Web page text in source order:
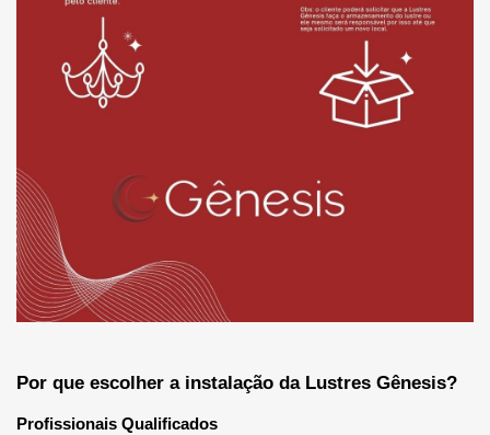
Por que escolher a instalação da Lustres Gênesis?
Profissionais Qualificados